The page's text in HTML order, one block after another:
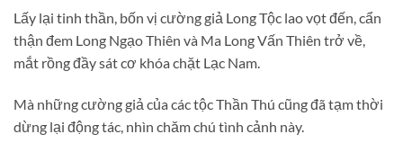
Lấy lại tinh thần, bốn vị cường giả Long Tộc lao vọt đến, cẩn
thận đem Long Ngạo Thiên và Ma Long Vấn Thiên trở về,
mắt rồng đầy sát cơ khóa chặt Lạc Nam.
Mà những cường giả của các tộc Thần Thú cũng đã tạm thời
dừng lại động tác, nhìn chăm chú tình cảnh này.